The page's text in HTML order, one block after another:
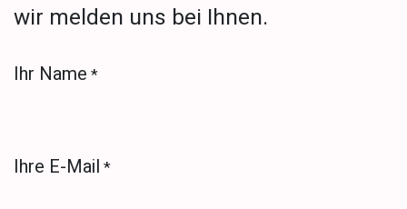
wir melden uns bei Ihnen.
Ihr Name *
Ihre E-Mail *